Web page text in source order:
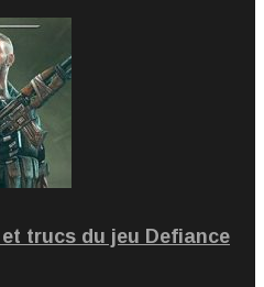
trucs du jeu Defiance